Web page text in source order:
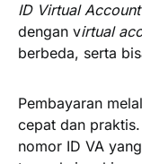
ID Virtual Account
dengan virtual
berbeda, serta
Pembayaran
cepat dan
nomor ID VA